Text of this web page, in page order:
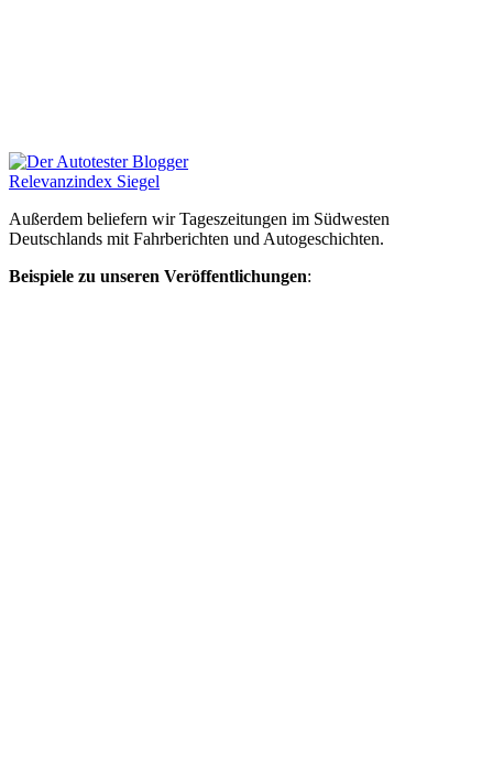
Außerdem beliefern wir Tageszeitungen im Südwesten
Deutschlands mit Fahrberichten und Autogeschichten.
Beispiele zu unseren Veröffentlichungen: